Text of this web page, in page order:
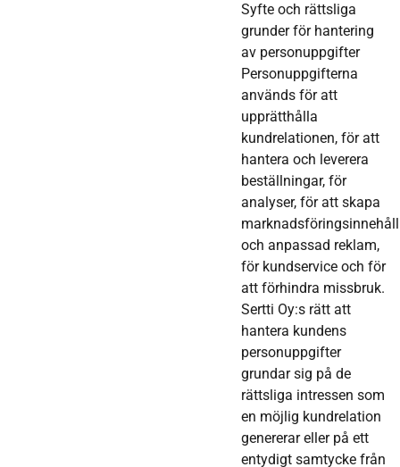
Syfte och rättsliga
grunder för hantering
av personuppgifter
Personuppgifterna
används för att
upprätthålla
kundrelationen, för att
hantera och leverera
beställningar, för
analyser, för att skapa
marknadsföringsinnehåll
och anpassad reklam,
för kundservice och för
att förhindra missbruk.
Sertti Oy:s rätt att
hantera kundens
personuppgifter
grundar sig på de
rättsliga intressen som
en möjlig kundrelation
genererar eller på ett
entydigt samtycke från